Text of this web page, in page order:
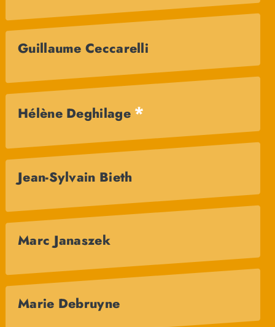
Guillaume Ceccarelli
Hélène Deghilage *
Jean-Sylvain Bieth
Marc Janaszek
Marie Debruyne